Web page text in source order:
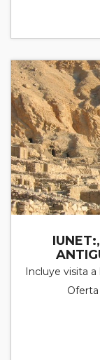
Incluye visita